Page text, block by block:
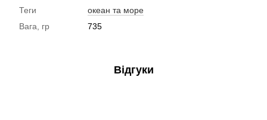
Теги
океан та море
Вага, гр
735
Відгуки